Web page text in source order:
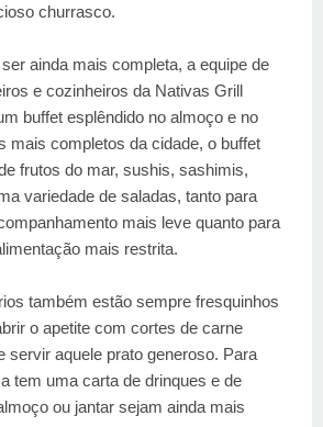
churrasco.
ainda mais completa, a equipe de
e cozinheiros da Nativas Grill
buffet esplêndido no almoço e no
mais completos da cidade, o buffet
frutos do mar, sushis, sashimis,
variedade de saladas, tanto para
mais leve quanto para
mais restrita.
também estão sempre fresquinhos
o apetite com cortes de carne
servir aquele prato generoso. Para
tem uma carta de drinques e de
ou jantar sejam ainda mais